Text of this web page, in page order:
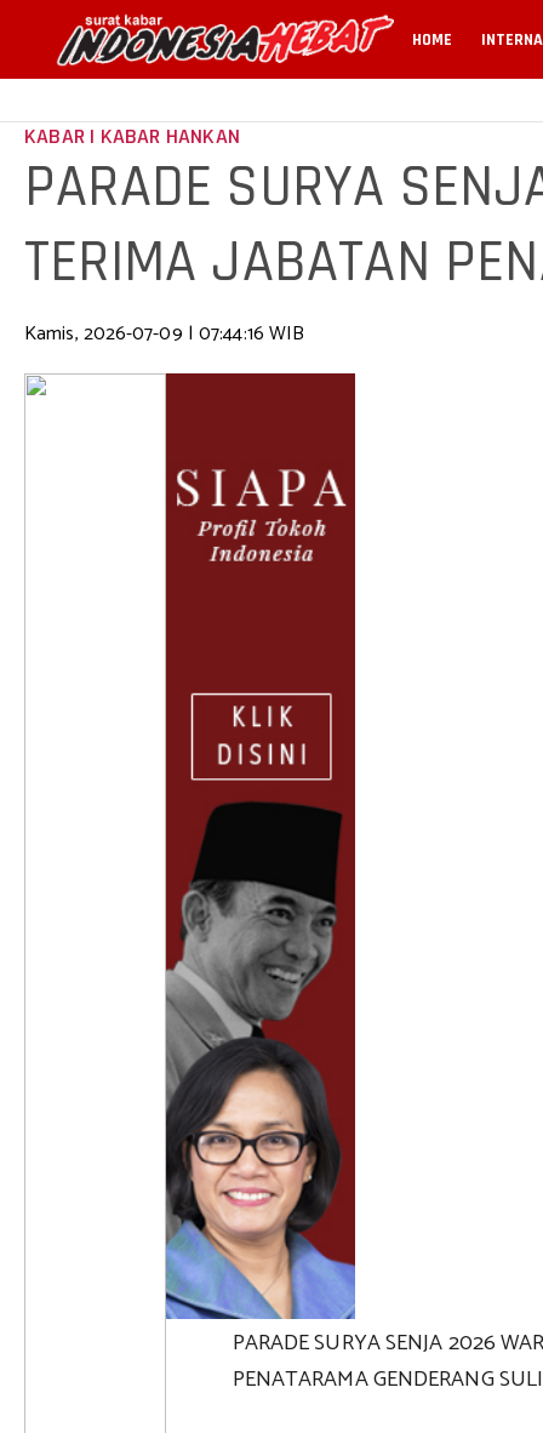
HOME
KABAR | KABAR HANKAN
PARADE SURYA
TERIMA JABATAN
SULING GITA JALA
Kamis, 2026-07-09 | 07:44:16 WIB
PARADE SURYA SENJA 2026
PENATARAMA GENDERANG